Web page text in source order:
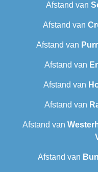
Afstand van
Afstand van
Afstand van
Afstand van
Afstand van
Afstand van
Afstand van
Afstand van